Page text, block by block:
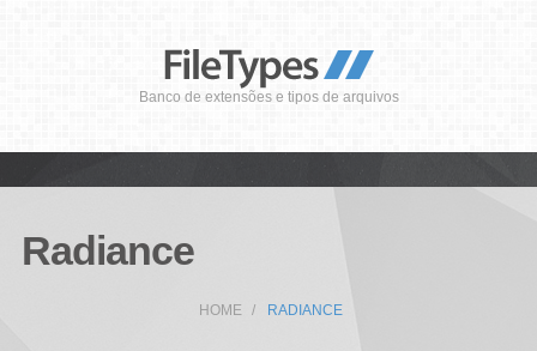
Banco de extensões e tipos de arquivos
Radiance
HOME RADIANCE